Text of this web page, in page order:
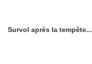
Survol après la tempête...